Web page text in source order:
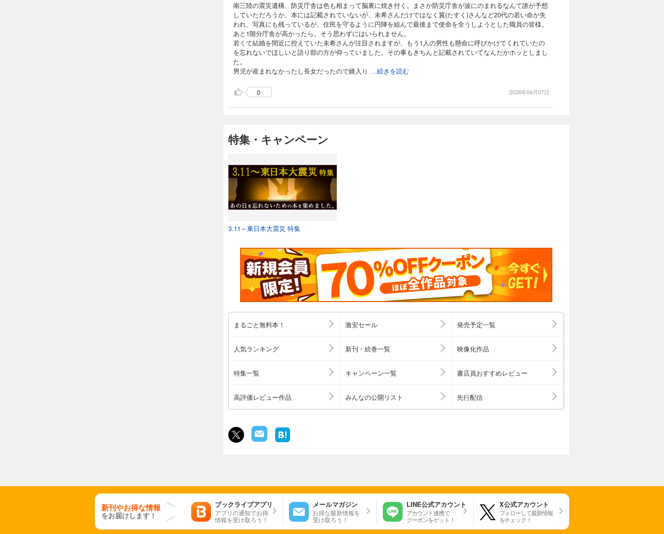
南三陸の震災遺構、防災庁舎は色も相まって脳裏に焼き付く。まさか防災庁舎が波にのまれるなんて誰が予想
していただろうか。本には記載されていないが、未希さんだけではなく翼(たすく)さんなど20代の若い命が失
われ、写真にも残っているが、住民を守るように円陣を組んで最後まで使命を全うしようとした職員の皆様。
あと1階分庁舎が高かったら。そう思わずにはいられません。
若くて結婚を間近に控えていた未希さんが注目されますが、もう1人の男性も懸命に呼びかけてくれていたの
を忘れないでほしいと語り部の方が仰っていました。その事もきちんと記載されていてなんだかホッとしまし
た。
男児が産まれなかったし長女だったので婿入り
...続きを読む
0 2026年06月07日
特集・キャンペーン
3.11～東日本大震災 特集
まるごと無料本！ 激安セール 発売予定一覧
人気ランキング 新刊・続巻一覧 映像化作品
特集一覧 キャンペーン一覧 書店員おすすめレビュー
高評価レビュー作品 みんなの公開リスト 先行配信
新刊やお得な情報
をお届けします！
ブックライブアプリ
アプリの通知でお得
情報を受け取ろう！
メールマガジン
お得な最新情報を
受け取ろう！
LINE公式アカウント
アカウント連携で
クーポンをゲット！
X公式アカウント
フォローして最新情報
をチェック！